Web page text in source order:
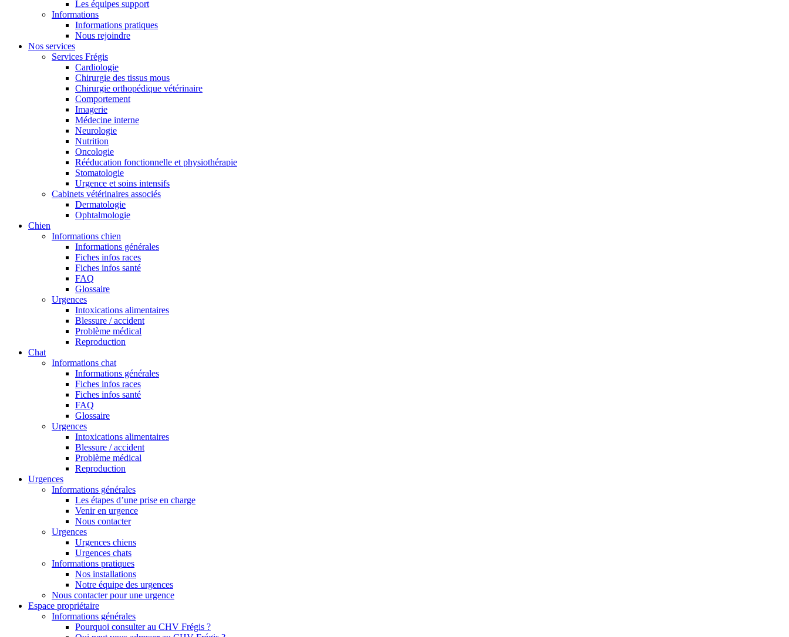
Les équipes support
Informations
Informations pratiques
Nous rejoindre
Nos services
Services Frégis
Cardiologie
Chirurgie des tissus mous
Chirurgie orthopédique vétérinaire
Comportement
Imagerie
Médecine interne
Neurologie
Nutrition
Oncologie
Rééducation fonctionnelle et physiothérapie
Stomatologie
Urgence et soins intensifs
Cabinets vétérinaires associés
Dermatologie
Ophtalmologie
Chien
Informations chien
Informations générales
Fiches infos races
Fiches infos santé
FAQ
Glossaire
Urgences
Intoxications alimentaires
Blessure / accident
Problème médical
Reproduction
Chat
Informations chat
Informations générales
Fiches infos races
Fiches infos santé
FAQ
Glossaire
Urgences
Intoxications alimentaires
Blessure / accident
Problème médical
Reproduction
Urgences
Informations générales
Les étapes d’une prise en charge
Venir en urgence
Nous contacter
Urgences
Urgences chiens
Urgences chats
Informations pratiques
Nos installations
Notre équipe des urgences
Nous contacter pour une urgence
Espace propriétaire
Informations générales
Pourquoi consulter au CHV Frégis ?